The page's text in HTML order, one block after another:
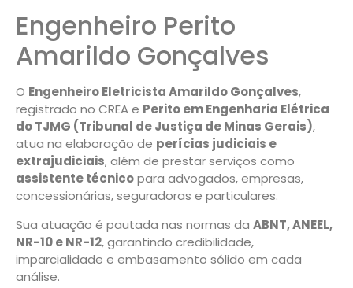
Engenheiro Perito
Amarildo Gonçalves
O Engenheiro Eletricista Amarildo Gonçalves,
registrado no CREA e Perito em Engenharia Elétrica
do TJMG (Tribunal de Justiça de Minas Gerais),
atua na elaboração de perícias judiciais e
extrajudiciais, além de prestar serviços como
assistente técnicopara advogados, empresas,
concessionárias, seguradoras e particulares.
Sua atuação é pautada nas normas da ABNT, ANEEL,
NR-10 e NR-12, garantindo credibilidade,
imparcialidade e embasamento sólido em cada
análise.